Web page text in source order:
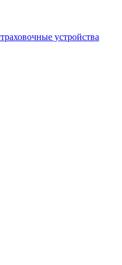
устройства